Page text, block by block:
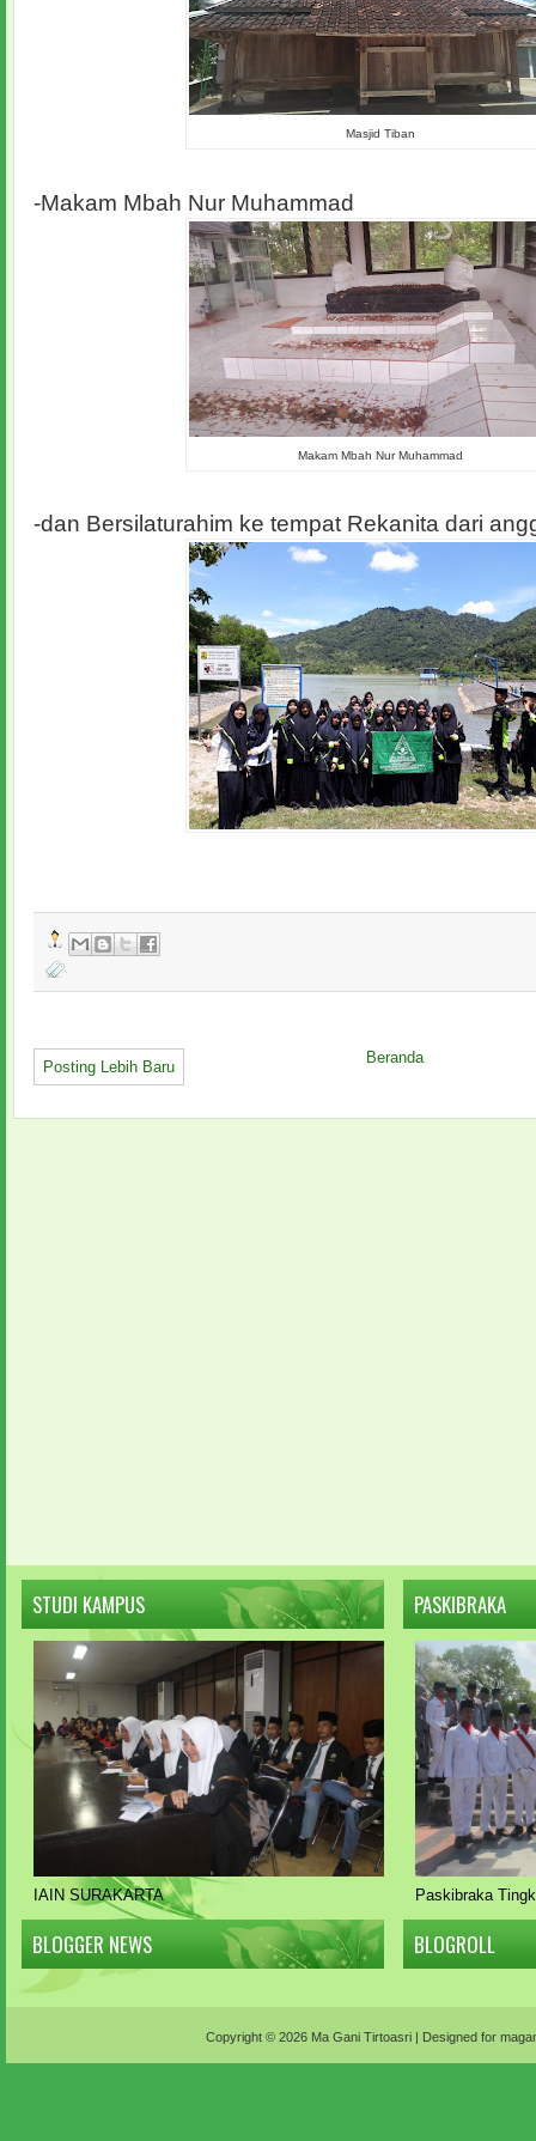
Masjid Tiban
-Makam Mbah Nur Muhammad
Makam Mbah Nur Muhammad
-dan Bersilaturahim ke tempat Rekanita dari
Posting Lebih Baru
Beranda
STUDI KAMPUS
IAIN SURAKARTA
BLOGGER NEWS
PASKIBRAKA
Paskibraka
BLOGROLL
Copyright © 2026 Ma Gani Tirtoasri| Designed for